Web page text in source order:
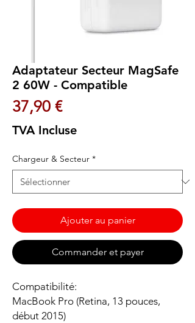
Adaptateur Secteur MagSafe
2 60W - Compatible
37,90 €Prix
TVA Incluse
Chargeur & Secteur *
Ajouter au panier
Commander et payer
Compatibilité:
MacBook Pro (Retina, 13 pouces,
début 2015)